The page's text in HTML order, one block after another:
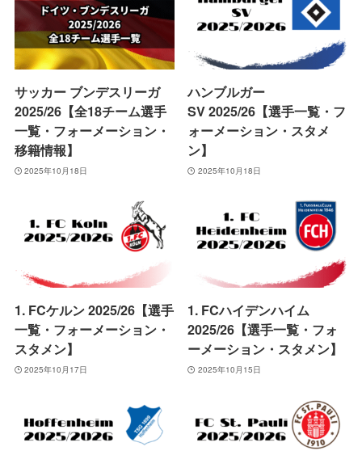
サッカー ブンデスリーガ
2025/26【全18チーム選手
一覧・フォーメーション・
移籍情報】
2025年10月18日
ハンブルガー
SV 2025/26【選手一覧・フ
ォーメーション・スタメ
ン】
2025年10月18日
1. FCケルン 2025/26【選手
一覧・フォーメーション・
スタメン】
2025年10月17日
1. FCハイデンハイム
2025/26【選手一覧・フォ
ーメーション・スタメン】
2025年10月15日